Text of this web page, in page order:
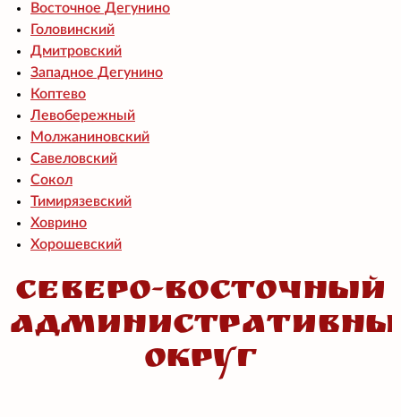
Восточное Дегунино
Головинский
Дмитровский
Западное Дегунино
Коптево
Левобережный
Молжаниновский
Савеловский
Сокол
Тимирязевский
Ховрино
Хорошевский
Северо-Восточный
округ